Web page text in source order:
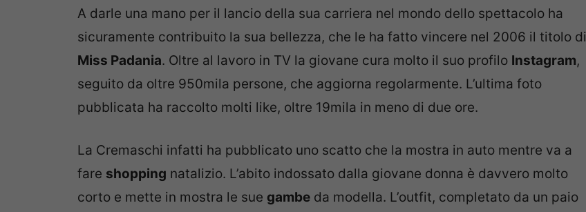
A darle una mano per il lancio della sua carriera nel mondo dello spettacolo ha
sicuramente contribuito la sua bellezza, che le ha fatto vincere nel 2006 il titolo di
Miss Padania. Oltre al lavoro in TV la giovane cura molto il suo profilo Instagram,
seguito da oltre 950mila persone, che aggiorna regolarmente. L’ultima foto
pubblicata ha raccolto molti like, oltre 19mila in meno di due ore.
La Cremaschi infatti ha pubblicato uno scatto che la mostra in auto mentre va a
fare shopping natalizio. L’abito indossato dalla giovane donna è davvero molto
corto e mette in mostra le sue gambe da modella. L’outfit, completato da un paio